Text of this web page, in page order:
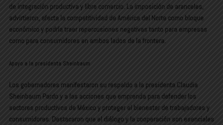
de integración productiva y libre comercio. La imposición de aranceles,
advirtieron, afecta la competitividad de América del Norte como bloque
económico y podría traer repercusiones negativas tanto para empresas
como para consumidores en ambos lados de la frontera.
Apoyo a la presidenta Sheinbaum
Los gobernadores manifestaron su respaldo a la presidenta Claudia
Sheinbaum Pardo y a las acciones que emprenda para defender los
sectores productivos de México y proteger el bienestar de trabajadores y
consumidores. Destacaron que el diálogo y la cooperación son esenciales